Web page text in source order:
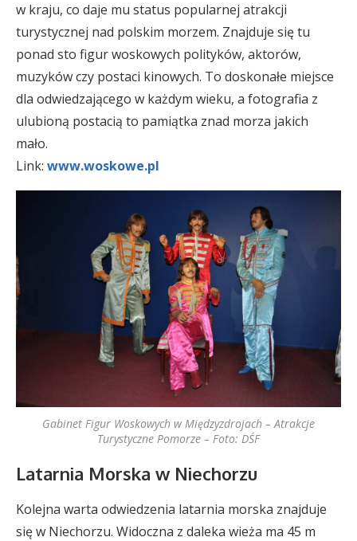
w kraju, co daje mu status popularnej atrakcji
turystycznej nad polskim morzem. Znajduje się tu
ponad sto figur woskowych polityków, aktorów,
muzyków czy postaci kinowych. To doskonałe miejsce
dla odwiedzającego w każdym wieku, a fotografia z
ulubioną postacią to pamiątka znad morza jakich
mało.
Link: www.woskowe.pl
Gabinet Figur Woskowych w Międzyzdrojach – Atrakcje
Turystyczne Pomorze – Foto: DŚF
Latarnia Morska w Niechorzu
Kolejna warta odwiedzenia latarnia morska znajduje
się w Niechorzu. Widoczna z daleka wieża ma 45 m